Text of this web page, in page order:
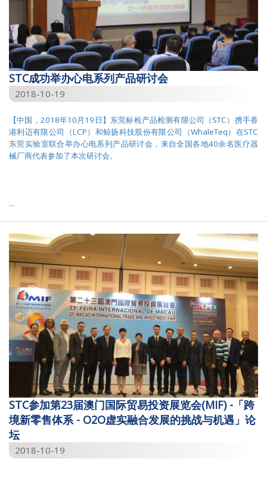
STC成功举办心电系列产品研讨会
2018-10-19
【中国，2018年10月19日】东莞标检产品检测有限公司（STC）携手香
港利迈有限公司（LCP）和鲸扬科技股份有限公司（WhaleTeq）在STC
东莞实验室联合举办心电系列产品研讨会，来自全国各地40余名医疗器
械厂商代表参加了本次研讨会。
...
STC参加第23届澳门国际贸易投资展览会(MIF) -「跨
境新零售体系 - O2O虚实融合发展的挑战与机遇」论
坛
2018-10-19